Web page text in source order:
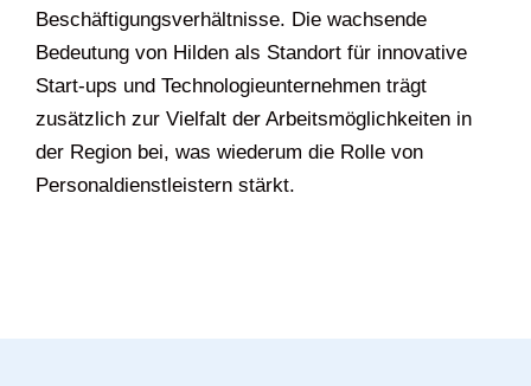
Beschäftigungsverhältnisse. Die wachsende
Bedeutung von Hilden als Standort für innovative
Start-ups und Technologieunternehmen trägt
zusätzlich zur Vielfalt der Arbeitsmöglichkeiten in
der Region bei, was wiederum die Rolle von
Personaldienstleistern stärkt.